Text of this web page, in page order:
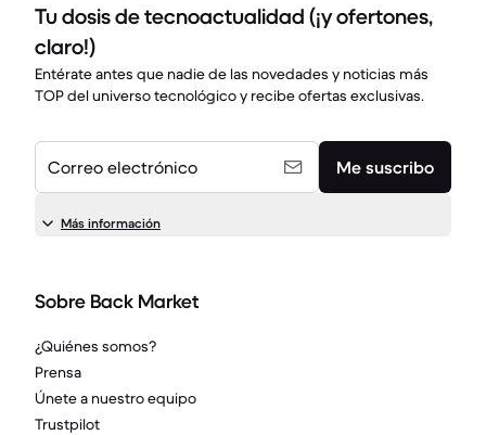
Tu dosis de tecnoactualidad (¡y ofertones,
claro!)
Entérate antes que nadie de las novedades y noticias más
TOP del universo tecnológico y recibe ofertas exclusivas.
Correo electrónico Me suscribo
Más información
Sobre Back Market
¿Quiénes somos?
Prensa
Únete a nuestro equipo
Trustpilot